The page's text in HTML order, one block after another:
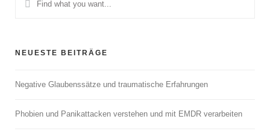
NEUESTE BEITRÄGE
Negative Glaubenssätze und traumatische Erfahrungen
Phobien und Panikattacken verstehen und mit EMDR verarbeiten